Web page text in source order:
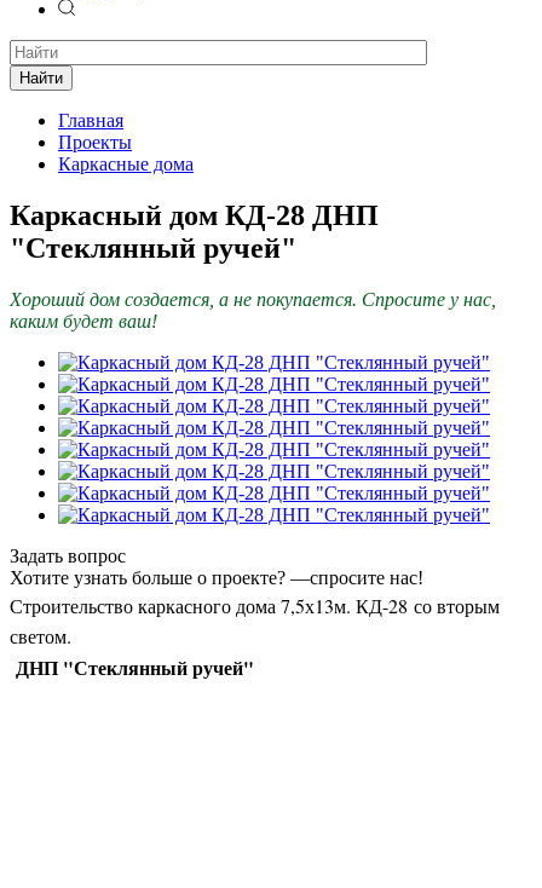
Найти
Главная
Проекты
Каркасные дома
Каркасный дом КД-28 ДНП
"Стеклянный ручей"
Хороший дом создается, а не покупается. Спросите у нас,
каким будет ваш!
Задать вопрос
Хотите узнать больше о проекте? —спросите нас!
Строительство каркасного дома 7,5х13м. КД-28 со вторым
светом.
ДНП "Стеклянный ручей"